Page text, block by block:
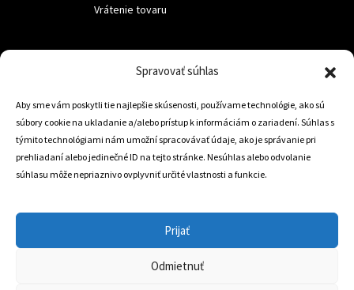
Spravovať súhlas
Aby sme vám poskytli tie najlepšie skúsenosti, používame technológie, ako sú
súbory cookie na ukladanie a/alebo prístup k informáciám o zariadení. Súhlas s
týmito technológiami nám umožní spracovávať údaje, ako je správanie pri
prehliadaní alebo jedinečné ID na tejto stránke. Nesúhlas alebo odvolanie
súhlasu môže nepriaznivo ovplyvniť určité vlastnosti a funkcie.
Prijať
Odmietnuť
Vrátenie tovaru
Trstená 02801
+421 905 806 234
Český Eshop